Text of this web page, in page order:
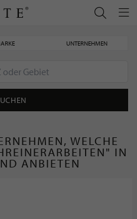
UNTERNEHMEN
WELCHE
IN
ANBIETEN